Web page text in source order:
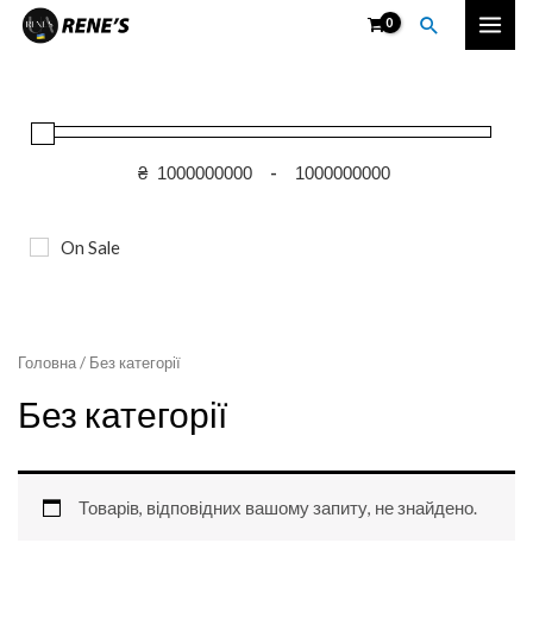
Перейти
Пошук
Main
₴ -
On Sale
Головна/ Без категорії
Без категорії
Товарів, відповідних вашому запиту, не знайдено.